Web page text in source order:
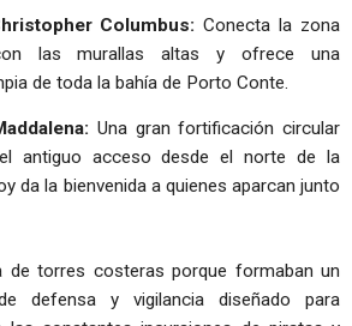
Columbus: Conecta la zona
las murallas altas y ofrece una
de toda la bahía de Porto Conte.
Una gran fortificación circular
antiguo acceso desde el norte de la
da la bienvenida a quienes aparcan junto
de torres costeras porque formaban un
defensa y vigilancia diseñado para